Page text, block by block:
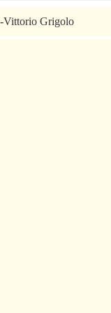
Vittorio Grigolo